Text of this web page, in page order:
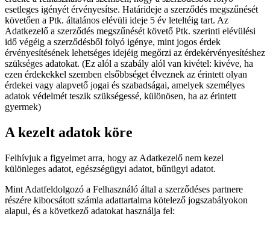
esetleges igényét érvényesítse. Határideje a szerződés megszűnését
követően a Ptk. általános elévüli ideje 5 év leteltéig tart. Az
Adatkezelő a szerződés megszűnését követő Ptk. szerinti elévülési
idő végéig a szerződésből folyó igénye, mint jogos érdek
érvényesítésének lehetséges idejéig megőrzi az érdekérvényesítéshez
szükséges adatokat. (Ez alól a szabály alól van kivétel: kivéve, ha
ezen érdekekkel szemben elsőbbséget élveznek az érintett olyan
érdekei vagy alapvető jogai és szabadságai, amelyek személyes
adatok védelmét teszik szükségessé, különösen, ha az érintett
gyermek)
A kezelt adatok köre
Felhívjuk a figyelmet arra, hogy az Adatkezelő nem kezel
különleges adatot, egészségügyi adatot, bűnügyi adatot.
Mint Adatfeldolgozó a Felhasználó által a szerződéses partnere
részére kibocsátott számla adattartalma kötelező jogszabályokon
alapul, és a következő adatokat használja fel: